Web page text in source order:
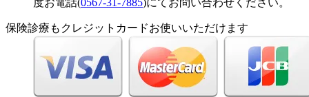
度お電話(0567-31-7885)にてお問い合わせください。
保険診療もクレジットカードお使いいただけます